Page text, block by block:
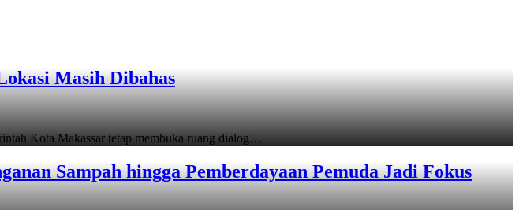
Masih Dibahas
Kota Makassar tetap membuka ruang dialog…
Sampah hingga Pemberdayaan Pemuda Jadi Fokus